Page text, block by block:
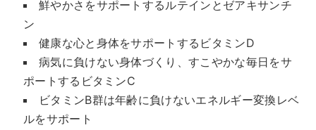
鮮やかさをサポートするルテインとゼアキサンチ
ン
健康な心と身体をサポートするビタミンD
病気に負けない身体づくり、すこやかな毎日をサ
ポートするビタミンC
ビタミンB群は年齢に負けないエネルギー変換レベ
ルをサポート